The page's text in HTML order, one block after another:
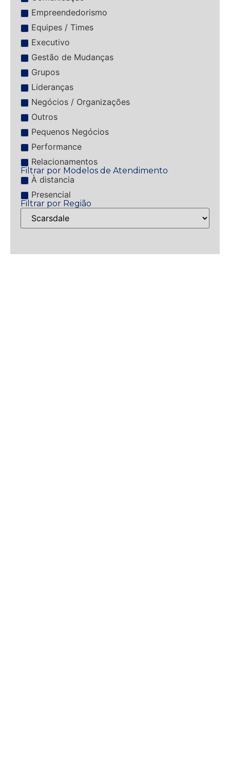
Empreendedorismo
Equipes / Times
Executivo
Gestão de Mudanças
Grupos
Lideranças
Negócios / Organizações
Outros
Pequenos Negócios
Performance
Relacionamentos
Filtrar por Modelos de Atendimento
À distancia
Presencial
Filtrar por Região